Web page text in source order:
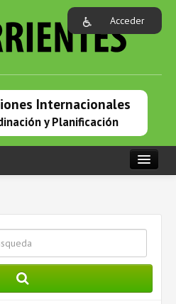
Acceder
Internacionales
y Planificación